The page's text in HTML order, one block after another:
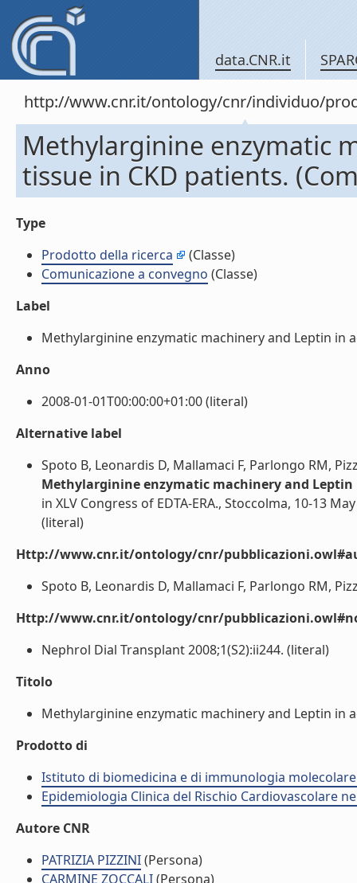
data.CNR.it
http://www.cnr.it/ontology/cnr/individuo/
Methylarginine enzymatic
tissue in CKD patients.
Type
Prodotto della ricerca
(Classe)
Comunicazione a convegno (Classe)
Label
Methylarginine enzymatic machinery and Leptin in
Anno
2008-01-01T00:00:00+01:00 (literal)
Alternative label
Spoto B, Leonardis D, Mallamaci F, Parlongo RM,
Methylarginine enzymatic machinery and Leptin
in XLV Congress of EDTA-ERA., Stoccolma, 10-13 May
(literal)
Http://www.cnr.it/ontology/cnr/
Spoto B, Leonardis D, Mallamaci F, Parlongo RM,
Http://www.cnr.it/ontology/cnr/
Nephrol Dial Transplant 2008;1(S2):ii244. (literal)
Titolo
Methylarginine enzymatic machinery and Leptin in
Prodotto di
Istituto di biomedicina e di immunologia
Epidemiologia Clinica del Rischio Cardiovascolare
Autore CNR
PATRIZIA PIZZINI(Persona)
CARMINE ZOCCALI(Persona)